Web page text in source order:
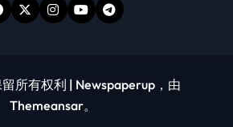
所有权利 | Newspaperup ，由
Themeansar。